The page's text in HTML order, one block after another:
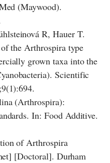
(Maywood).
R, Hauer T.
the Arthrospira type
grown taxa into the
Scientific
(Arthrospira):
In: Food Additive.
of Arthrospira
[Doctoral]. Durham